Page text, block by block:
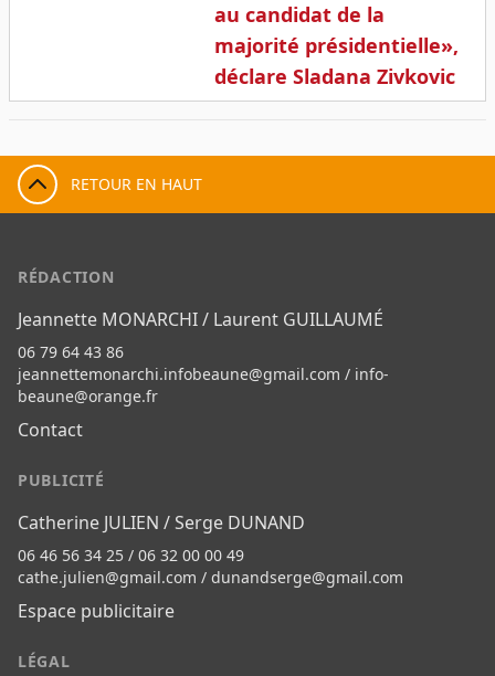
au candidat de la
majorité présidentielle»,
déclare Sladana Zivkovic
RETOUR EN HAUT
RÉDACTION
Jeannette MONARCHI / Laurent GUILLAUMÉ
06 79 64 43 86
jeannettemonarchi.infobeaune@gmail.com / info-
beaune@orange.fr
Contact
PUBLICITÉ
Catherine JULIEN / Serge DUNAND
06 46 56 34 25 / 06 32 00 00 49
cathe.julien@gmail.com / dunandserge@gmail.com
Espace publicitaire
LÉGAL